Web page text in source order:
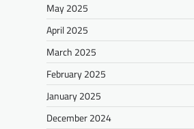
May 2025
April 2025
March 2025
February 2025
January 2025
December 2024